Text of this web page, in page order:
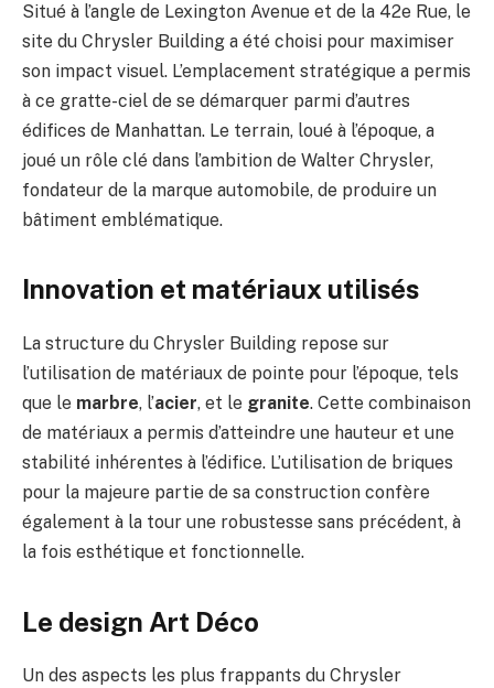
Situé à l’angle de Lexington Avenue et de la 42e Rue, le
site du Chrysler Building a été choisi pour maximiser
son impact visuel. L’emplacement stratégique a permis
à ce gratte-ciel de se démarquer parmi d’autres
édifices de Manhattan. Le terrain, loué à l’époque, a
joué un rôle clé dans l’ambition de Walter Chrysler,
fondateur de la marque automobile, de produire un
bâtiment emblématique.
Innovation et matériaux utilisés
La structure du Chrysler Building repose sur
l’utilisation de matériaux de pointe pour l’époque, tels
que le marbre, l’acier, et le granite. Cette combinaison
de matériaux a permis d’atteindre une hauteur et une
stabilité inhérentes à l’édifice. L’utilisation de briques
pour la majeure partie de sa construction confère
également à la tour une robustesse sans précédent, à
la fois esthétique et fonctionnelle.
Le design Art Déco
Un des aspects les plus frappants du Chrysler